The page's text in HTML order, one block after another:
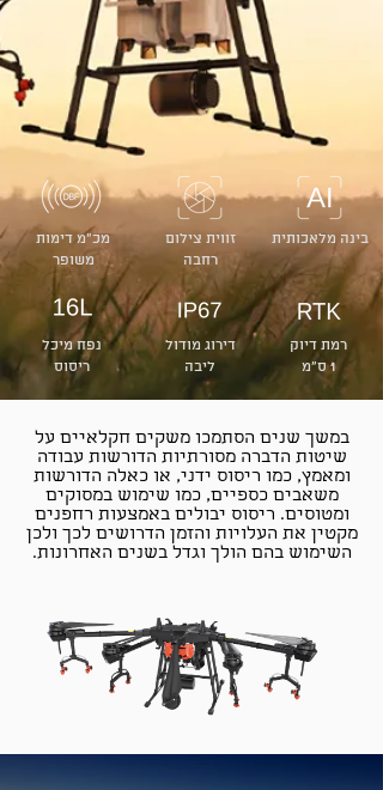
מכ״מ דימות
משופר
זווית צילום
רחבה
בינה מלאכותית
נפח מיכל
ריסוס
דירוג מודול
ליבה
רמת דיוק
1 ס״מ
במשך שנים הסתמכו משקים חקלאיים על
שיטות הדברה מסורתיות הדורשות עבודה
ומאמץ, כמו ריסוס ידני, או כאלה הדורשות
משאבים כספיים, כמו שימוש במסוקים
ומטוסים. ריסוס יבולים באמצעות רחפנים
מקטין את העלויות והזמן הדרושים לכך ולכן
השימוש בהם הולך וגדל בשנים האחרונות.